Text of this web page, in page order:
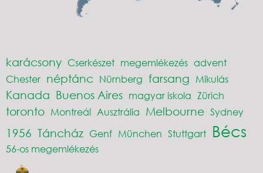
karácsony Cserkészet megemlékezés advent
Chester néptánc Nürnberg farsang Mikulás
Kanada Buenos Aires magyar iskola Zürich
toronto Montreál Ausztrália Melbourne Sydney
1956 Táncház Genf München Stuttgart Bécs
56-os megemlékezés